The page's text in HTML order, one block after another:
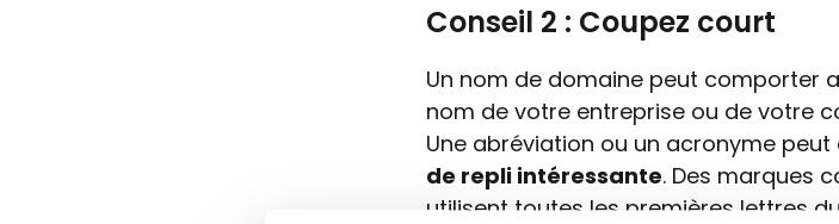
Conseil 2 : Coupez court
Un nom de domaine peut comporter
nom de votre entreprise ou de votre
Une abréviation ou un acronyme
de repli intéressante. Des marques
utilisent toutes les premières lettres